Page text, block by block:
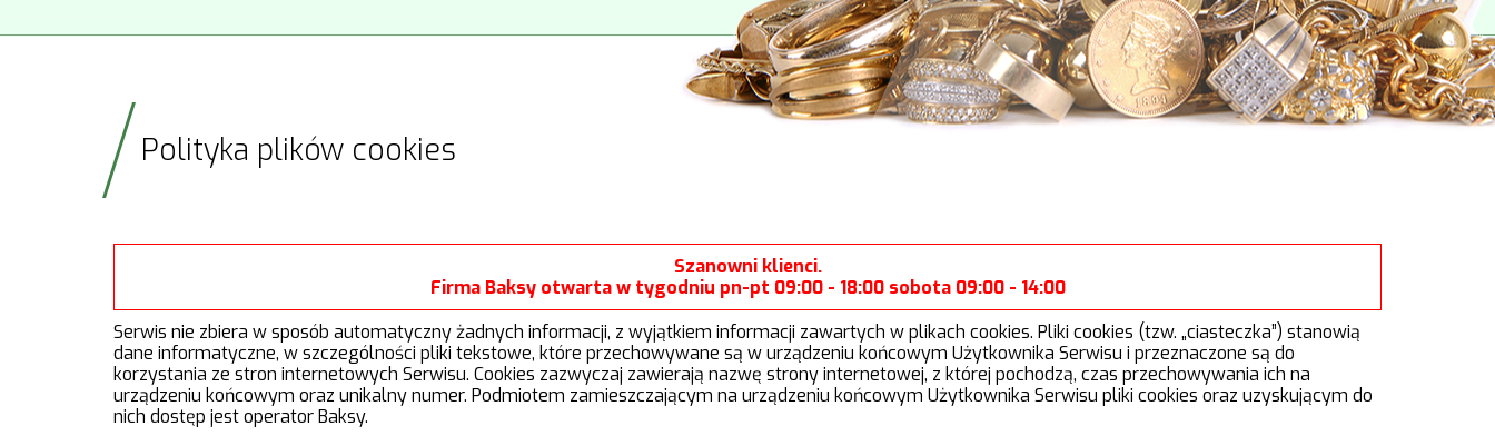
Polityka plików cookies
Szanowni klienci.
Firma Baksy otwarta w tygodniu pn-pt 09:00 - 18:00 sobota 09:00 - 14:00
Serwis nie zbiera w sposób automatyczny żadnych informacji, z wyjątkiem informacji zawartych w plikach cookies. Pliki cookies (tzw. „ciasteczka”) stanowią
dane informatyczne, w szczególności pliki tekstowe, które przechowywane są w urządzeniu końcowym Użytkownika Serwisu i przeznaczone są do
korzystania ze stron internetowych Serwisu. Cookies zazwyczaj zawierają nazwę strony internetowej, z której pochodzą, czas przechowywania ich na
urządzeniu końcowym oraz unikalny numer. Podmiotem zamieszczającym na urządzeniu końcowym Użytkownika Serwisu pliki cookies oraz uzyskującym do
nich dostęp jest operator Baksy.